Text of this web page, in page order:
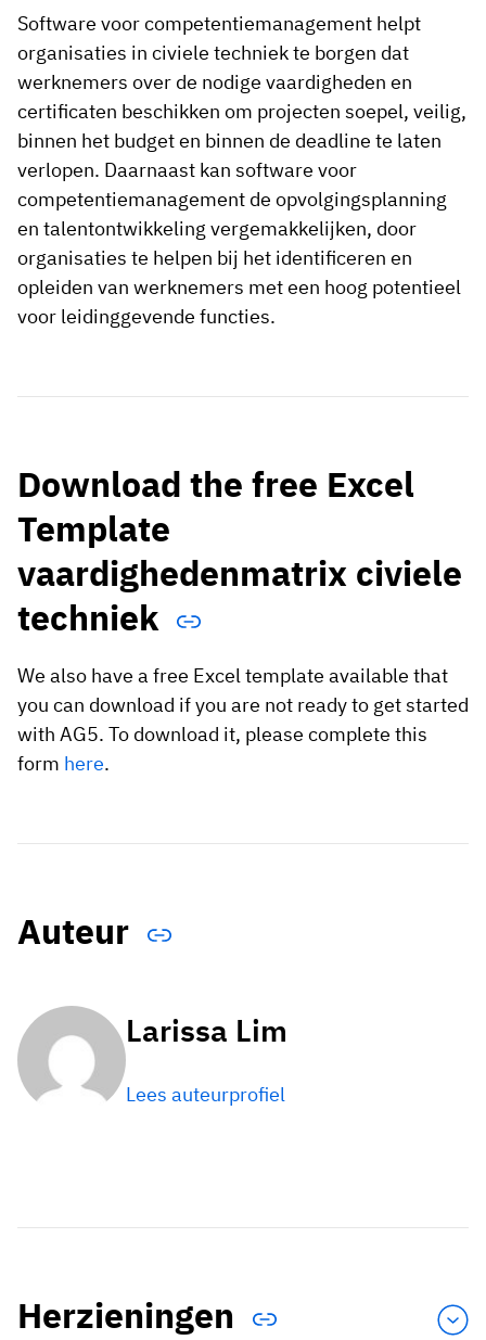
Software voor competentiemanagement helpt
organisaties in civiele techniek te borgen dat
werknemers over de nodige vaardigheden en
certificaten beschikken om projecten soepel, veilig,
binnen het budget en binnen de deadline te laten
verlopen. Daarnaast kan software voor
competentiemanagement de opvolgingsplanning
en talentontwikkeling vergemakkelijken, door
organisaties te helpen bij het identificeren en
opleiden van werknemers met een hoog potentieel
voor leidinggevende functies.
Download the free Excel
Template
vaardighedenmatrix civiele
techniek
We also have a free Excel template available that
you can download if you are not ready to get started
with AG5. To download it, please complete this
form here.
Auteur
Larissa Lim
Lees auteurprofiel
Herzieningen